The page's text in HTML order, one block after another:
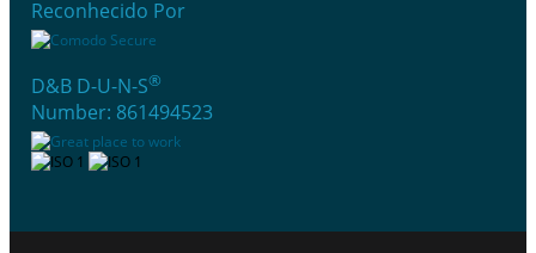
Reconhecido Por
D&B D-U-N-S®
Number: 861494523